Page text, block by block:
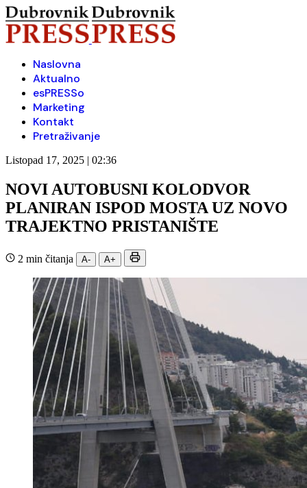
Naslovna
Aktualno
esPRESSo
Marketing
Kontakt
Pretraživanje
Listopad 17, 2025 | 02:36
NOVI AUTOBUSNI KOLODVOR
PLANIRAN ISPOD MOSTA UZ NOVO
TRAJEKTNO PRISTANIŠTE
2 min čitanja A- A+